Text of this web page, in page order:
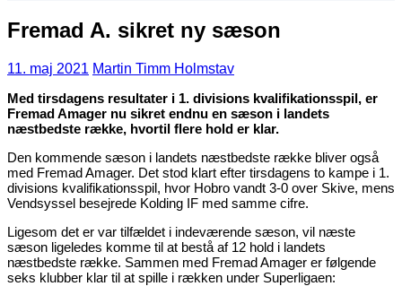
Fremad A. sikret ny sæson
11. maj 2021 Martin Timm Holmstav
Med tirsdagens resultater i 1. divisions kvalifikationsspil, er
Fremad Amager nu sikret endnu en sæson i landets
næstbedste række, hvortil flere hold er klar.
Den kommende sæson i landets næstbedste række bliver også
med Fremad Amager. Det stod klart efter tirsdagens to kampe i 1.
divisions kvalifikationsspil, hvor Hobro vandt 3-0 over Skive, mens
Vendsyssel besejrede Kolding IF med samme cifre.
Ligesom det er var tilfældet i indeværende sæson, vil næste
sæson ligeledes komme til at bestå af 12 hold i landets
næstbedste række. Sammen med Fremad Amager er følgende
seks klubber klar til at spille i rækken under Superligaen: